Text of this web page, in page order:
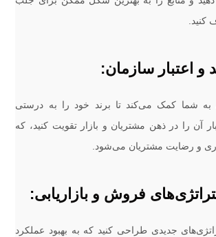
کنید.
به شما کمک می‌کند تا برند خود را به درستی
آن را در ذهن مشتریان و بازار تقویت کنید، که
و رضایت مشتریان می‌شود.
جدیدی طراحی کنید که به بهبود عملکرد